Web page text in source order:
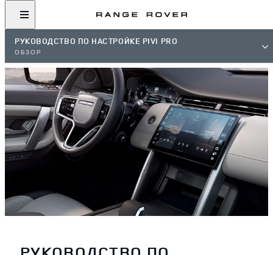
РУКОВОДСТВО ПО НАСТРОЙКЕ PIVI PRO
ОБЗОР